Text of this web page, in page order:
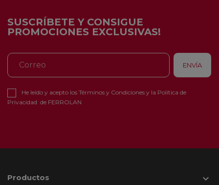
SUSCRÍBETE Y CONSIGUE
PROMOCIONES EXCLUSIVAS!
He leído y acepto los Términos y Condiciones y la Política de
Privacidad de FERROLAN
Productos 